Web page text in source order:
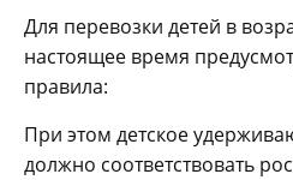
Для перевозки детей в
настоящее время
правила:
При этом детское
должно соответствовать